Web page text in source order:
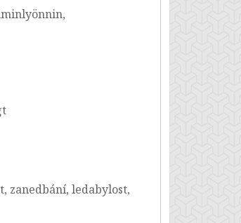
zanedbání, ledabylost,